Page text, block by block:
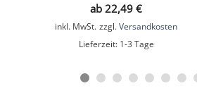
Mittlere Lebensdauer
ab 22,49 €
inkl. MwSt. zzgl. Versandkosten
Lieferzeit: 1-3 Tage